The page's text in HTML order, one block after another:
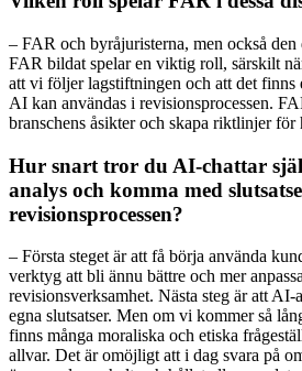
– FAR och byråjuristerna, men också
FAR bildat spelar en viktig roll, särskilt
att vi följer lagstiftningen och att det finns
AI kan användas i revisionsprocessen.
branschens åsikter och skapa riktlinjer för
Hur snart tror du AI-chattar
analys och komma med
revisionsprocessen?
– Första steget är att få börja använda
verktyg att bli ännu bättre och mer
revisionsverksamhet. Nästa steg är att AI-
egna slutsatser. Men om vi kommer så
finns många moraliska och etiska
allvar. Det är omöjligt att i dag svara på